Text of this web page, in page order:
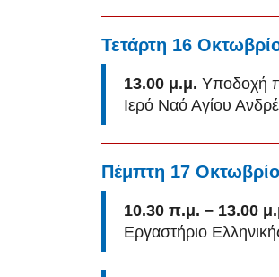
Τετάρτη 16
13.00 μ.μ. Υποδοχή
Ιερό Ναό Αγίου
Πέμπτη 17
10.30 π.μ. – 13.00
Εργαστήριο